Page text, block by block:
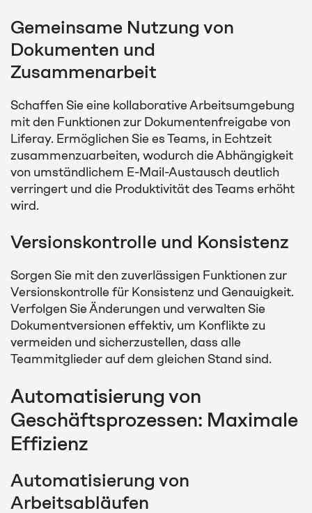
Gemeinsame Nutzung von
Dokumenten und
Zusammenarbeit
Schaffen Sie eine kollaborative Arbeitsumgebung
mit den Funktionen zur Dokumentenfreigabe von
Liferay. Ermöglichen Sie es Teams, in Echtzeit
zusammenzuarbeiten, wodurch die Abhängigkeit
von umständlichem E-Mail-Austausch deutlich
verringert und die Produktivität des Teams erhöht
wird.
Versionskontrolle und Konsistenz
Sorgen Sie mit den zuverlässigen Funktionen zur
Versionskontrolle für Konsistenz und Genauigkeit.
Verfolgen Sie Änderungen und verwalten Sie
Dokumentversionen effektiv, um Konflikte zu
vermeiden und sicherzustellen, dass alle
Teammitglieder auf dem gleichen Stand sind.
Automatisierung von
Geschäftsprozessen: Maximale
Effizienz
Automatisierung von
Arbeitsabläufen